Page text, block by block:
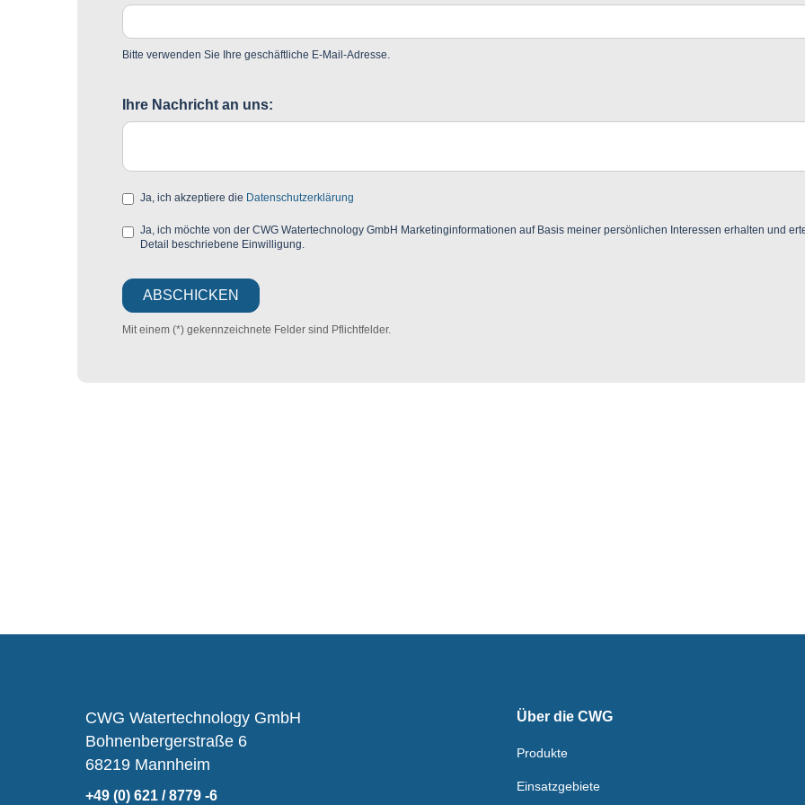
Bitte verwenden Sie Ihre geschäftliche E-Mail-Adresse.
Ihre Nachricht an uns:
Ja, ich akzeptiere die Datenschutzerklärung
Ja, ich möchte von der CWG Watertechnology GmbH Marketinginformationen auf Basis meiner persönlichen Interessen erhalten und
Detail beschriebene Einwilligung.
Mit einem (*) gekennzeichnete Felder sind Pflichtfelder.
CWG Watertechnology GmbH
Bohnenbergerstraße 6
68219 Mannheim
+49 (0) 621 / 8779 -6
Über die CWG
Produkte
Einsatzgebiete